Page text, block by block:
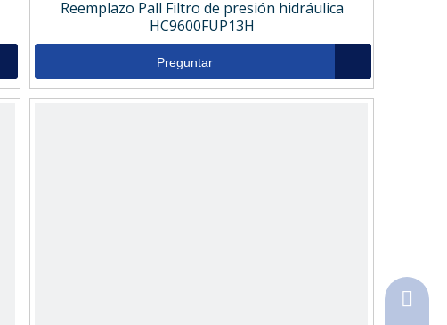
Reemplazo Pall Filtro de presión hidráulica
HC9600FUP13H
Preguntar
+86-